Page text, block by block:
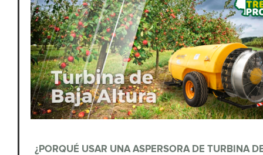
¿PORQUÉ USAR UNA ASPERSORA DE TURBINA